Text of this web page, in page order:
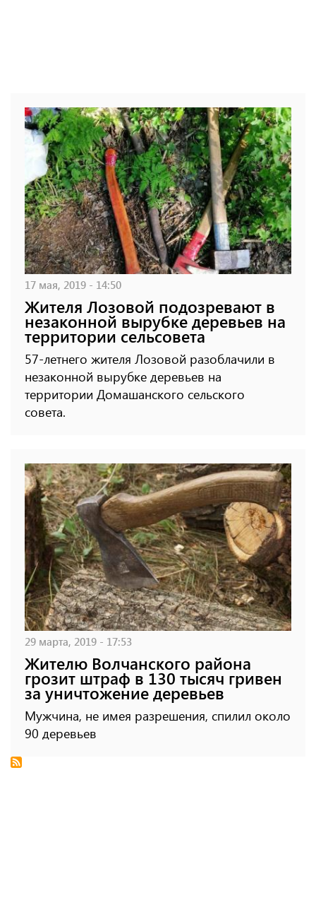
17 мая, 2019 - 14:50
Жителя Лозовой подозревают в
незаконной вырубке деревьев на
территории сельсовета
57-летнего жителя Лозовой разоблачили в
незаконной вырубке деревьев на
территории Домашанского сельского
совета.
29 марта, 2019 - 17:53
Жителю Волчанского района
грозит штраф в 130 тысяч гривен
за уничтожение деревьев
Мужчина, не имея разрешения, спилил около
90 деревьев